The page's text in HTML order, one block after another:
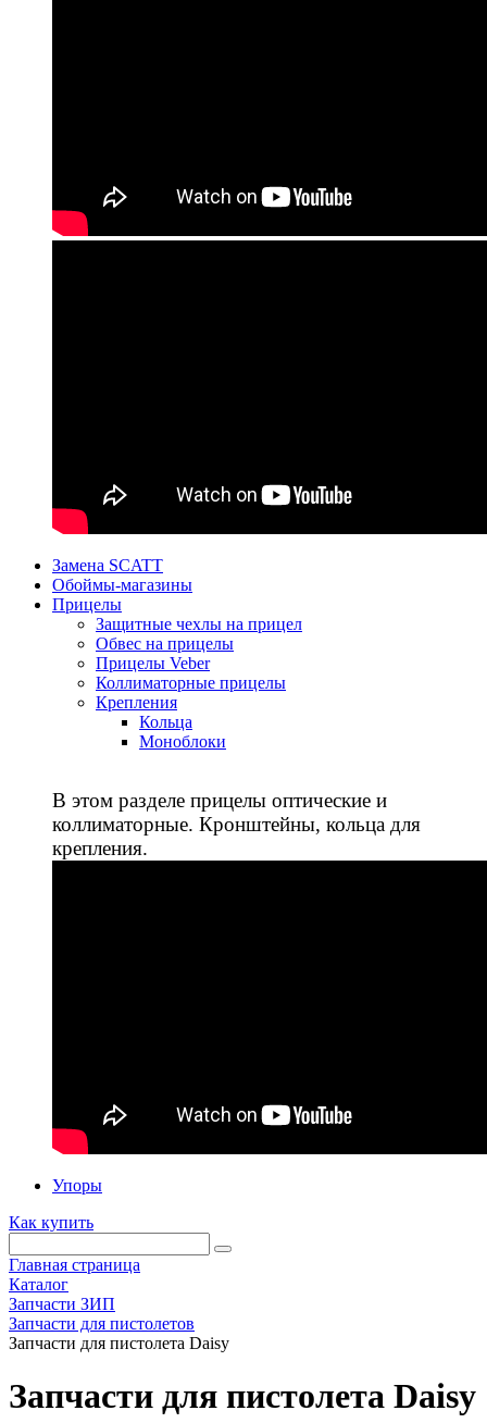
Замена SCATT
Обоймы-магазины
Прицелы
Защитные чехлы на прицел
Обвес на прицелы
Прицелы Veber
Коллиматорные прицелы
Крепления
Кольца
Моноблоки
В этом разделе прицелы оптические и
коллиматорные. Кронштейны, кольца для
крепления.
Упоры
Как купить
Главная страница
Каталог
Запчасти ЗИП
Запчасти для пистолетов
Запчасти для пистолета Daisy
Запчасти для пистолета Daisy